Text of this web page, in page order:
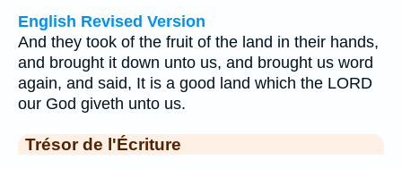
English Revised Version
And they took of the fruit of the land in their hands,
and brought it down unto us, and brought us word
again, and said, It is a good land which the LORD
our God giveth unto us.
Trésor de l'Écriture